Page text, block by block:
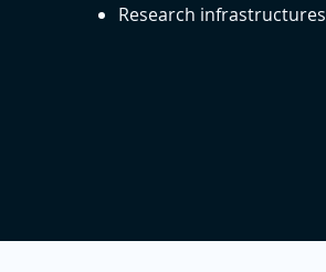
Research infrastructures